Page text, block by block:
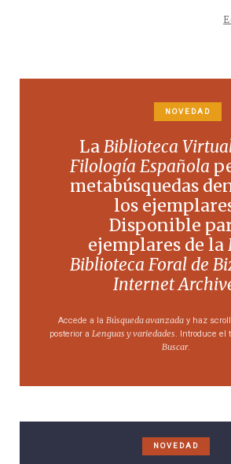
NOVEDAD
LaBiblioteca
Filología Española
metabúsquedas
los
Disponible
ejemplares de la
Biblioteca Foral de
Internet
Accede a la Búsqueda avanzada y haz
posterior a Lenguas y variedades . Introduce
Buscar.
NOVEDAD